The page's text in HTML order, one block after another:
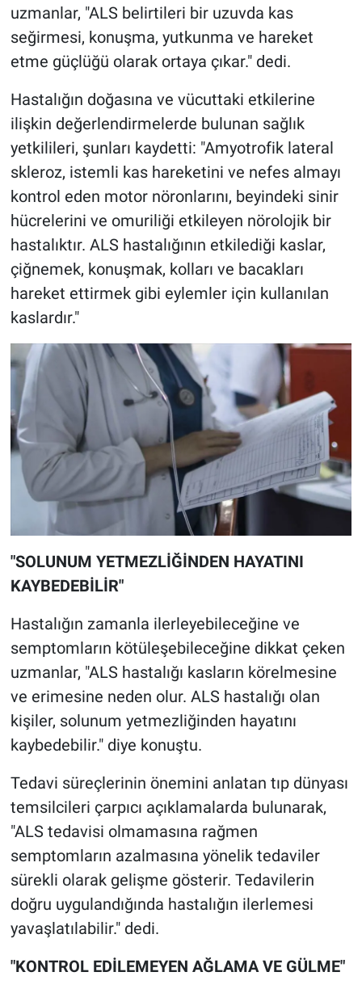
uzmanlar, "ALS belirtileri bir uzuvda kas
seğirmesi, konuşma, yutkunma ve hareket
etme güçlüğü olarak ortaya çıkar." dedi.
Hastalığın doğasına ve vücuttaki etkilerine
ilişkin değerlendirmelerde bulunan sağlık
yetkilileri, şunları kaydetti: "Amyotrofik lateral
skleroz, istemli kas hareketini ve nefes almayı
kontrol eden motor nöronlarını, beyindeki sinir
hücrelerini ve omuriliği etkileyen nörolojik bir
hastalıktır. ALS hastalığının etkilediği kaslar,
çiğnemek, konuşmak, kolları ve bacakları
hareket ettirmek gibi eylemler için kullanılan
kaslardır."
"SOLUNUM YETMEZLİĞİNDEN HAYATINI
KAYBEDEBİLİR"
Hastalığın zamanla ilerleyebileceğine ve
semptomların kötüleşebileceğine dikkat çeken
uzmanlar, "ALS hastalığı kasların körelmesine
ve erimesine neden olur. ALS hastalığı olan
kişiler, solunum yetmezliğinden hayatını
kaybedebilir." diye konuştu.
Tedavi süreçlerinin önemini anlatan tıp dünyası
temsilcileri çarpıcı açıklamalarda bulunarak,
"ALS tedavisi olmamasına rağmen
semptomların azalmasına yönelik tedaviler
sürekli olarak gelişme gösterir. Tedavilerin
doğru uygulandığında hastalığın ilerlemesi
yavaşlatılabilir." dedi.
"KONTROL EDİLEMEYEN AĞLAMA VE GÜLME"